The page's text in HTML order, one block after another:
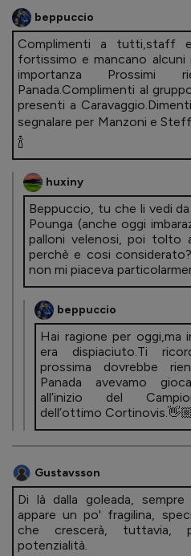
beppuccio
Complimenti a tutti,staff e
fortissimo e mancano
importanza Prossimi
Panada.Complimenti al
presenti a
segnalare per Manzoni e
🍾
huxiny
Beppuccio, tu che li vedi
Pounga (anche oggi
palloni velenosi, poi tolto
perchè e cosi
non mi piaceva
beppuccio
Hai ragione per oggi,ma
era dispiaciuto.Ti
prossima dovrebbe
Panada avevamo
all’inizio del
dell’ottimo
Gustavsson
Di là dalla goleada, sempre
appare un po' fragilina,
che crescerà,
potenzialità.